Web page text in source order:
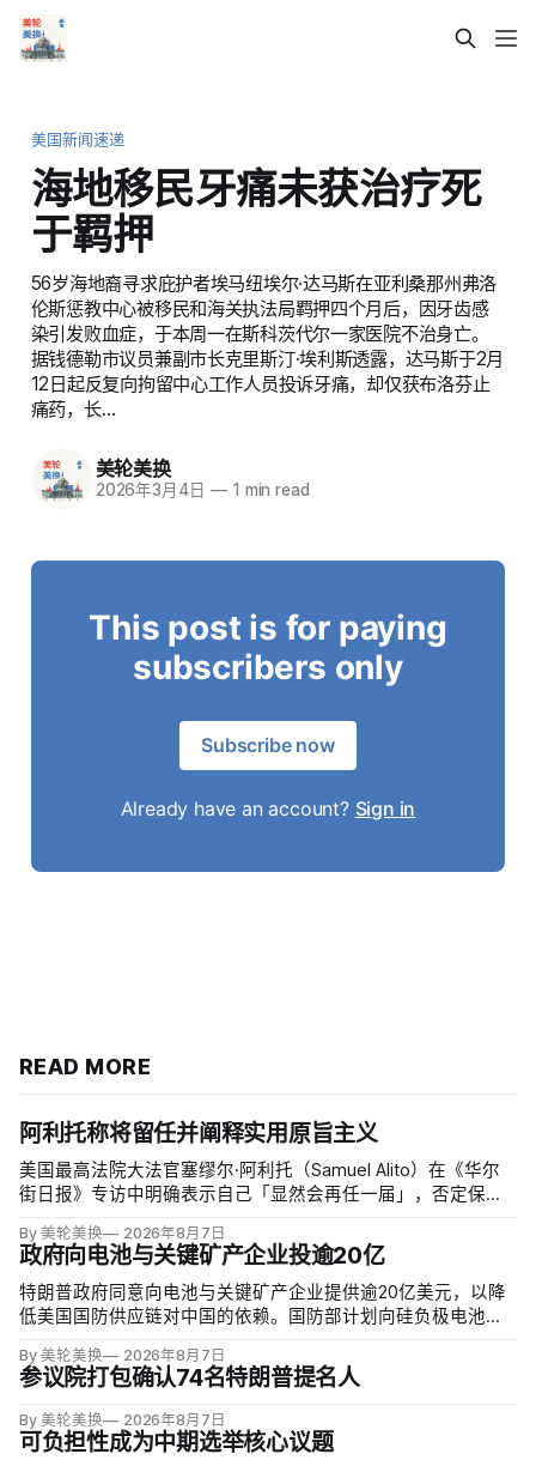
美国新闻速递
海地移民牙痛未获治疗死
于羁押
56岁海地裔寻求庇护者埃马纽埃尔·达马斯在亚利桑那州弗洛
伦斯惩教中心被移民和海关执法局羁押四个月后，因牙齿感
染引发败血症，于本周一在斯科茨代尔一家医院不治身亡。
据钱德勒市议员兼副市长克里斯汀·埃利斯透露，达马斯于2月
12日起反复向拘留中心工作人员投诉牙痛，却仅获布洛芬止
痛药，长…
美轮美换
2026年3月4日 —1 min read
This post is for paying
subscribers only
Subscribe now
Already have an account? Sign in
READ MORE
阿利托称将留任并阐释实用原旨主义
美国最高法院大法官塞缪尔·阿利托（Samuel Alito）在《华尔
街日报》专访中明确表示自己「显然会再任一届」，否定保守
者的呼声。76岁的阿利托称这类催退提醒他生命有限，却也暗
含法官可以互换的误解。
By 美轮美换 2026年8月7日
政府向电池与关键矿产企业投逾20亿
特朗普政府同意向电池与关键矿产企业提供逾20亿美元，以降
低美国国防供应链对中国的依赖。国防部计划向硅负极电池公
开采钪的日出能源金属公司（Sunrise Energy Metals）提供4亿
美元贷款，美…
By 美轮美换 2026年8月7日
参议院打包确认74名特朗普提名人
By 美轮美换 2026年8月7日
可负担性成为中期选举核心议题